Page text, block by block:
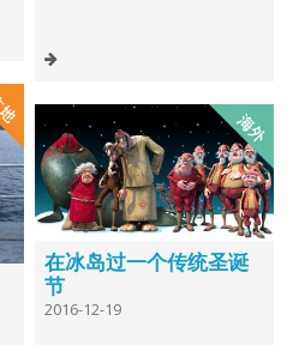
在冰岛过一个传统圣诞
节
2016-12-19